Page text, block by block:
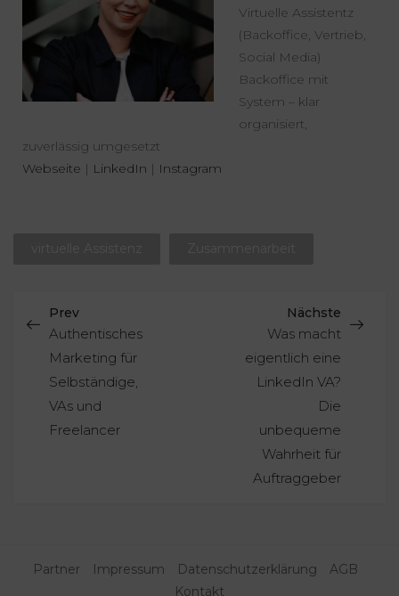
Virtuelle Assistentz
(Backoffice, Vertrieb,
Social Media)
Backoffice mit
System – klar
organisiert,
zuverlässig umgesetzt
Webseite | LinkedIn | Instagram
Prev
Authentisches
Marketing für
Selbständige,
VAs und
Freelancer
Nächste
Was macht
eigentlich eine
LinkedIn VA?
Die
unbequeme
Wahrheit für
Auftraggeber
Partner Impressum Datenschutzerklärung
AGB
Kontakt